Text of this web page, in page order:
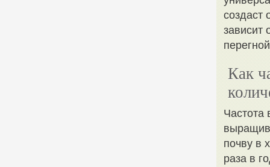
создаст
зависит
Как
Частота
почву в
раза в